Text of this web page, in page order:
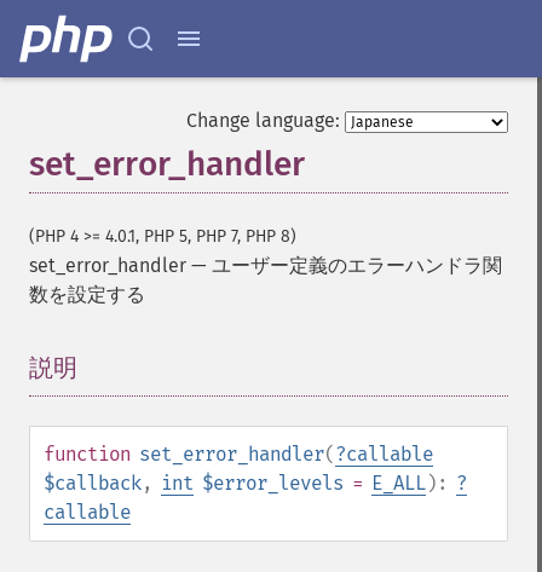
Change language:
set_error_handler
(PHP 4 >= 4.0.1, PHP 5, PHP 7, PHP 8)
set_error_handler — ユーザー定義のエラーハンドラ関
数を設定する
説明
function set_error_handler(?callable
$callback, int $error_levels = E_ALL): ?
callable